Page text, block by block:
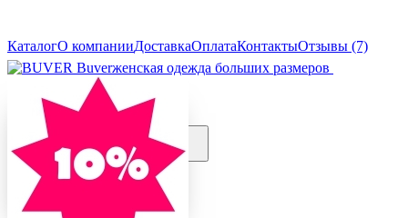
КаталогО компанииДоставкаОплатаКонтактыОтзывы (7)
+7(930)957-75-80
пн-сб 9:00-21:00 мск
заказать звонок
напишите нам
Контакты...
Buverженская одежда больших размеров